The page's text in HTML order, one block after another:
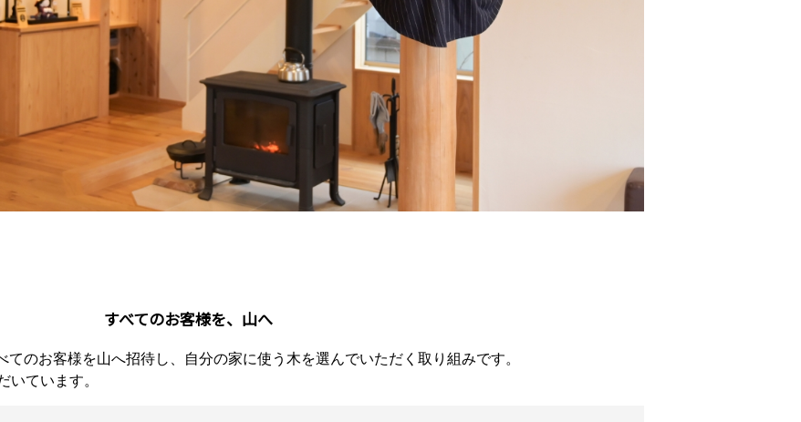
すべてのお客様を、山へ
てのお客様を山へ招待し、自分の家に使う木を選んでいただく取り組みです。
いています。